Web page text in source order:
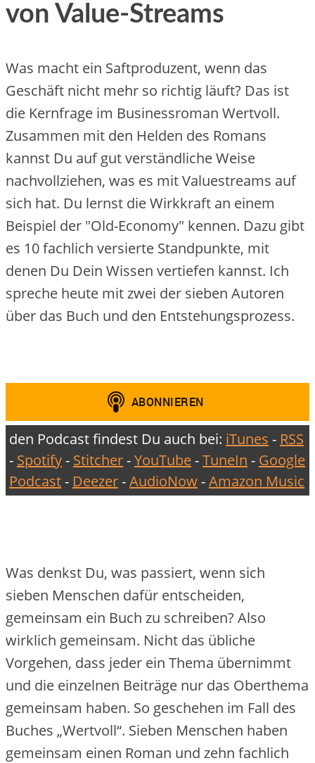
von Value-Streams
Was macht ein Saftproduzent, wenn das
Geschäft nicht mehr so richtig läuft? Das ist
die Kernfrage im Businessroman Wertvoll.
Zusammen mit den Helden des Romans
kannst Du auf gut verständliche Weise
nachvollziehen, was es mit Valuestreams auf
sich hat. Du lernst die Wirkkraft an einem
Beispiel der "Old-Economy" kennen. Dazu gibt
es 10 fachlich versierte Standpunkte, mit
denen Du Dein Wissen vertiefen kannst. Ich
spreche heute mit zwei der sieben Autoren
über das Buch und den Entstehungsprozess.
den Podcast findest Du auch bei: iTunes - RSS
- Spotify- Stitcher-YouTube-TuneIn - Google
Podcast- Deezer-AudioNow-Amazon Music
Was denkst Du, was passiert, wenn sich
sieben Menschen dafür entscheiden,
gemeinsam ein Buch zu schreiben? Also
wirklich gemeinsam. Nicht das übliche
Vorgehen, dass jeder ein Thema übernimmt
und die einzelnen Beiträge nur das Oberthema
gemeinsam haben. So geschehen im Fall des
Buches „Wertvoll“. Sieben Menschen haben
gemeinsam einen Roman und zehn fachlich